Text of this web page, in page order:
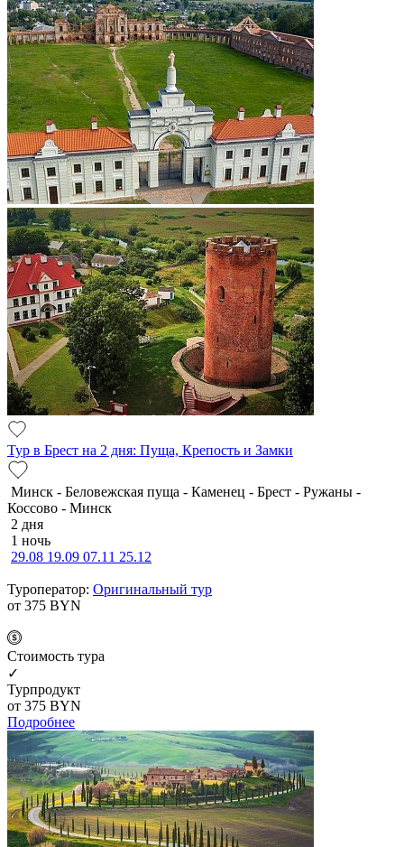
Тур в Брест на 2 дня: Пуща, Крепость и Замки
Минск - Беловежская пуща - Каменец - Брест - Ружаны -
Коссово - Минск
2 дня
1 ночь
29.08 19.09 07.11 25.12
Туроператор: Оригинальный тур
от 375 BYN
Cтоимость тура
✓
Турпродукт
от 375 BYN
Подробнее